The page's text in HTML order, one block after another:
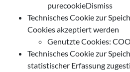
purecookieDismiss
Technisches Cookie zur
Cookies akzeptiert werden
Genutzte Cookies:
Technisches Cookie zur
statistischer Erfassung